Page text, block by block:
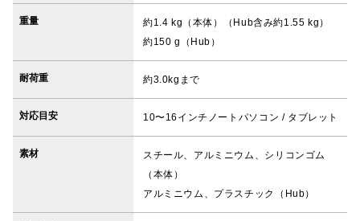
重量
約1.4 kg（本体）（Hub含み約1.55 kg）
約150 g（Hub）
耐荷重 約3.0kgまで
対応目安 10〜16インチノートパソコン / タブレット
素材
スチール、アルミニウム、シリコンゴム
（本体）
アルミニウム、プラスチック（Hub）